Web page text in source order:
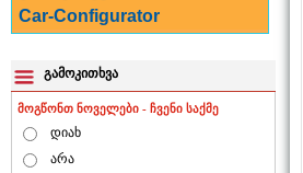
Car-Configurator
გამოკითხვა
მოგწონთ ნოველები - ჩვენი საქმე
დიახ
არა